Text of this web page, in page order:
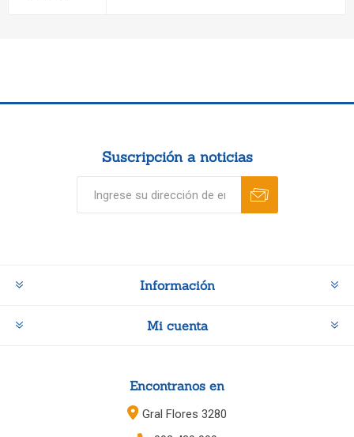
Suscripción a noticias
Información
Mi cuenta
Encontranos en
Gral Flores 3280